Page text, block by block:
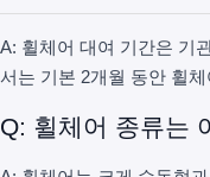
A: 휠체어 대여 기간은 기
서는 기본 2개월 동안 휠
Q: 휠체어 종류는